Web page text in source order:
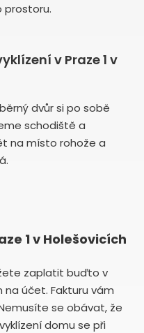
prostoru.
v Praze 1 v
dvůr si po sobě
schodiště a
na místo rohože a
1 v Holešovicích
zaplatit buďto v
účet. Fakturu vám
se obávat, že
domu se při